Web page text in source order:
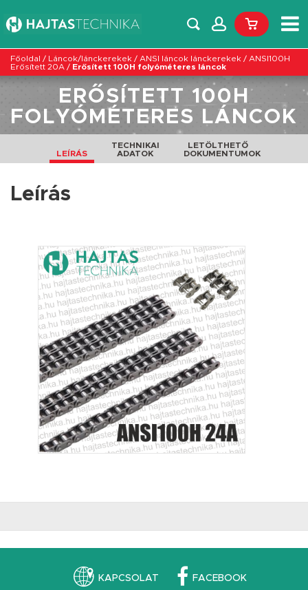
Főoldal / Láncok/lánckerekek / ANSI láncok lánckerekek / ANSI100H
Erősített 20A / Erősített 100H folyóméteres láncok
ERŐSÍTETT 100H
FOLYÓMÉTERES LÁNCOK
LEÍRÁS
TECHNIKAI
ADATOK
LETÖLTHETŐ
DOKUMENTUMOK
Leírás
KAPCSOLAT FACEBOOK